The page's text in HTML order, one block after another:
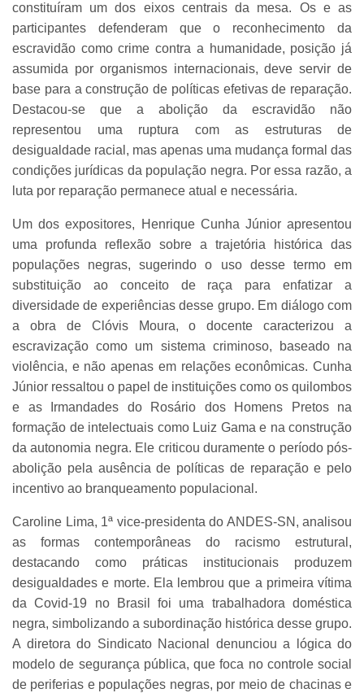
constituíram um dos eixos centrais da mesa. Os e as
participantes defenderam que o reconhecimento da
escravidão como crime contra a humanidade, posição já
assumida por organismos internacionais, deve servir de
base para a construção de políticas efetivas de reparação.
Destacou-se que a abolição da escravidão não
representou uma ruptura com as estruturas de
desigualdade racial, mas apenas uma mudança formal das
condições jurídicas da população negra. Por essa razão, a
luta por reparação permanece atual e necessária.
Um dos expositores, Henrique Cunha Júnior apresentou
uma profunda reflexão sobre a trajetória histórica das
populações negras, sugerindo o uso desse termo em
substituição ao conceito de raça para enfatizar a
diversidade de experiências desse grupo. Em diálogo com
a obra de Clóvis Moura, o docente caracterizou a
escravização como um sistema criminoso, baseado na
violência, e não apenas em relações econômicas. Cunha
Júnior ressaltou o papel de instituições como os quilombos
e as Irmandades do Rosário dos Homens Pretos na
formação de intelectuais como Luiz Gama e na construção
da autonomia negra. Ele criticou duramente o período pós-
abolição pela ausência de políticas de reparação e pelo
incentivo ao branqueamento populacional.
Caroline Lima, 1ª vice-presidenta do ANDES-SN, analisou
as formas contemporâneas do racismo estrutural,
destacando como práticas institucionais produzem
desigualdades e morte. Ela lembrou que a primeira vítima
da Covid-19 no Brasil foi uma trabalhadora doméstica
negra, simbolizando a subordinação histórica desse grupo.
A diretora do Sindicato Nacional denunciou a lógica do
modelo de segurança pública, que foca no controle social
de periferias e populações negras, por meio de chacinas e